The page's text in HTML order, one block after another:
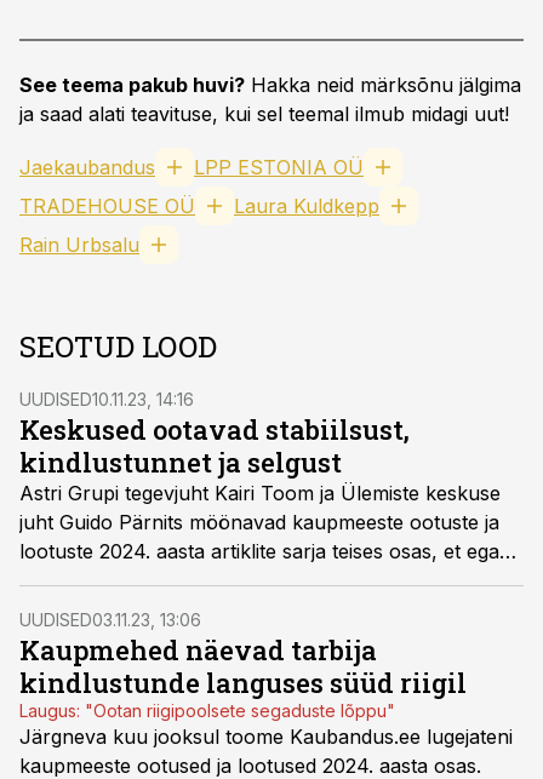
See teema pakub huvi? Hakka neid märksõnu jälgima
ja saad alati teavituse, kui sel teemal ilmub midagi uut!
Jaekaubandus
LPP ESTONIA OÜ
TRADEHOUSE OÜ
Laura Kuldkepp
Rain Urbsalu
SEOTUD LOOD
UUDISED10.11.23, 14:16
Keskused ootavad stabiilsust,
kindlustunnet ja selgust
Astri Grupi tegevjuht Kairi Toom ja Ülemiste keskuse
juht Guido Pärnits möönavad kaupmeeste ootuste ja
lootuste 2024. aasta artiklite sarja teises osas, et ega
pilt eriti helge ei ole aga samas kaubandussektor
toimib ka kriisiajal.
UUDISED03.11.23, 13:06
Kaupmehed näevad tarbija
kindlustunde languses süüd riigil
Laugus: "Ootan riigipoolsete segaduste lõppu"
Järgneva kuu jooksul toome Kaubandus.ee lugejateni
kaupmeeste ootused ja lootused 2024. aasta osas.